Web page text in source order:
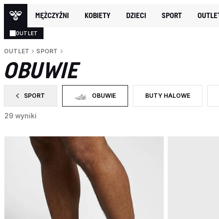
MĘŻCZYŹNI KOBIETY DZIECI SPORT
OUTLET
OUTLET SPORT
OBUWIE
SPORT
ZAWĘŹ DO CATEGORY: SPORT
OBUWIEWYBRANY OBECNIE ZAWĘŻONO DO
BUTY HALOWE
ZAWĘŹ DO RODZAJ
29 wyniki